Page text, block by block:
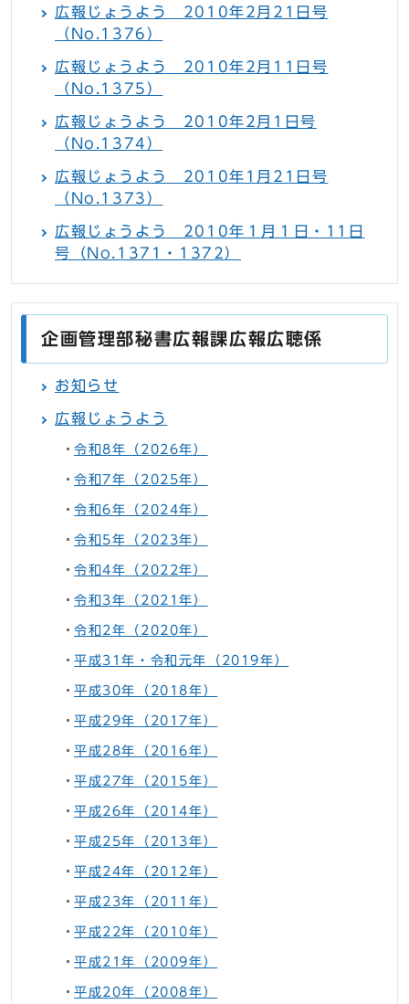
広報じょうよう 2010年2月21日号
（No.1376）
広報じょうよう 2010年2月11日号
（No.1375）
広報じょうよう 2010年2月1日号
（No.1374）
広報じょうよう 2010年1月21日号
（No.1373）
広報じょうよう 2010年１月１日・11日
号（No.1371・1372）
企画管理部秘書広報課広報広聴係
お知らせ
広報じょうよう
令和8年（2026年）
令和7年（2025年）
令和6年（2024年）
令和5年（2023年）
令和4年（2022年）
令和3年（2021年）
令和2年（2020年）
平成31年・令和元年（2019年）
平成30年（2018年）
平成29年（2017年）
平成28年（2016年）
平成27年（2015年）
平成26年（2014年）
平成25年（2013年）
平成24年（2012年）
平成23年（2011年）
平成22年（2010年）
平成21年（2009年）
平成20年（2008年）